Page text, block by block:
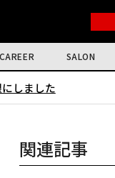
CAREER SALON
しました
関連記事